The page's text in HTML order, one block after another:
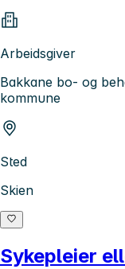
Arbeidsgiver
Bakkane bo- og
kommune
Sted
Skien
Sykepleier